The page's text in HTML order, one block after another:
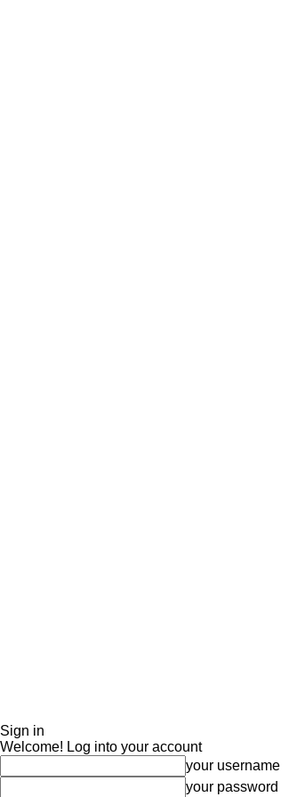
Sign in
Welcome! Log into your account
your username
your password